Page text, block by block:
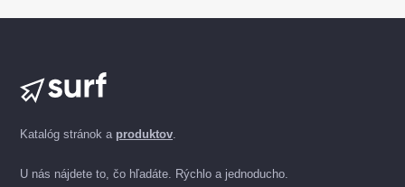
Katalóg stránok a produktov.
U nás nájdete to, čo hľadáte. Rýchlo a jednoducho.